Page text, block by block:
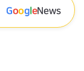
GoogleNews